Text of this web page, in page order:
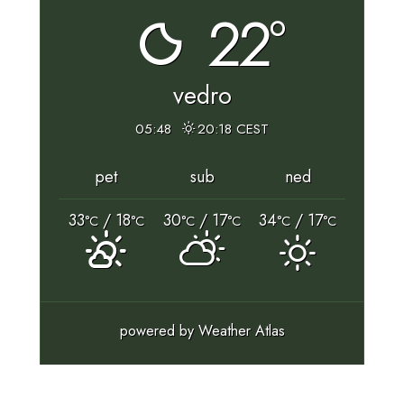
22°
vedro
05:48 20:18 CEST
pet sub
ned
33°C / 18°C 30°C / 17°C 34°C / 17°C
powered byWeather Atlas